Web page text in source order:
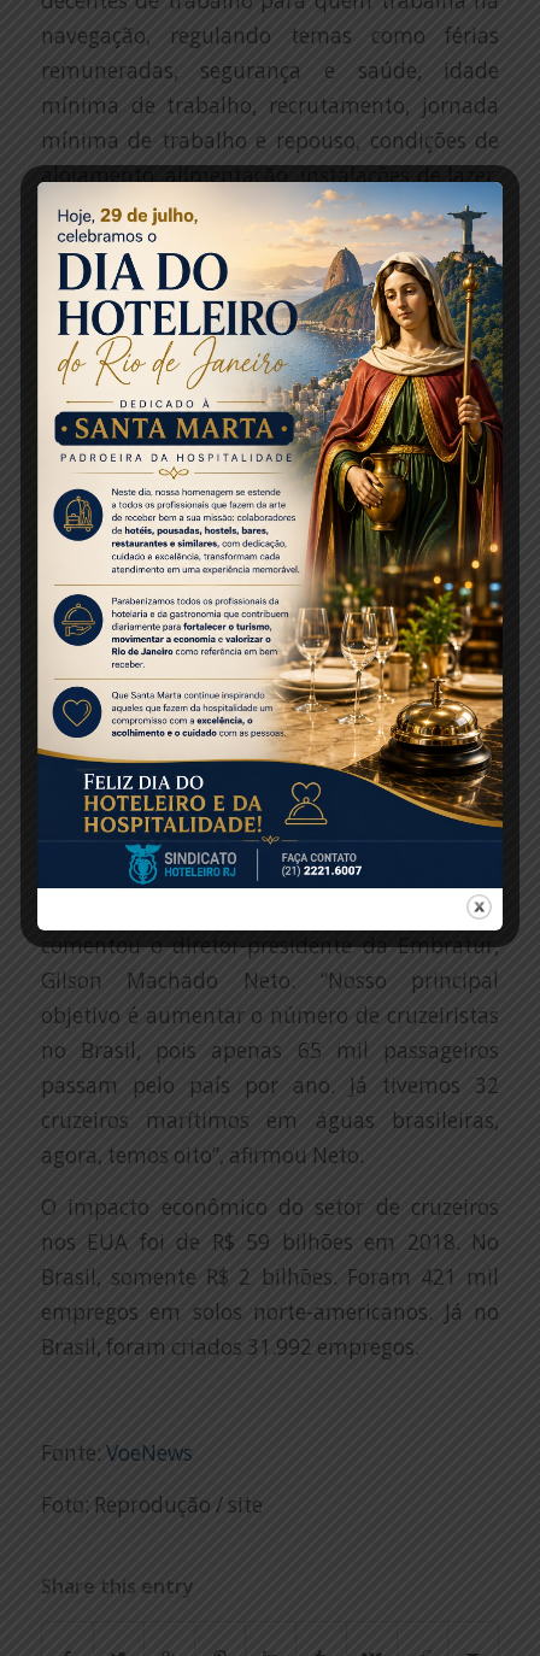
navegação, regulando temas como férias
remuneradas, segurança e saúde, idade
mínima de trabalho, recrutamento, jornada
mínima de trabalho e repouso, condições de
alojamento, alimentação, instalações de lazer,
bem-estar e proteção social.
Renê Hermann, Henrique Costa e Renata
Ribeiro, membros da Carnival Corporation &
plc, apresentaram o trabalho da empresa que
atua em diversos países no mundo. A Carnival
tem 30 milhões de passageiros por ano, sendo
que o porto de Miami chega a ter 7 navios
somente do grupo. A promessa, segundo os
funcionários do grupo, é de cheguem a 83
navios produzidos até 2023. Em 2019, foram
5,6 milhões de passageiros em 2 mil cruzeiros
promovidos no ano. Os maiores mercados são:
Estados Unidos, Reino Unido, Canadá e
México.
Na temporada 2019/2020 de cruzeiros
marítimos no Brasil, há previsão de que a
oferta de leitos cresça 6,3%. “Em 2018/19 e
2017/18, já tínhamos crescido 15%, então,
acumulamos um crescimento de 36,3% nas
últimas três temporadas aqui no Brasil”,
comentou o diretor-presidente da Embratur,
Gilson Machado Neto. “Nosso principal
objetivo é aumentar o número de cruzeiristas
no Brasil, pois apenas 65 mil passageiros
passam pelo país por ano. Já tivemos 32
cruzeiros marítimos em águas brasileiras,
agora, temos oito”, afirmou Neto.
O impacto econômico do setor de cruzeiros
nos EUA foi de R$ 59 bilhões em 2018. No
Brasil, somente R$ 2 bilhões. Foram 421 mil
empregos em solos norte-americanos. Já no
Brasil, foram criados 31.992 empregos.
Fonte: VoeNews
Foto: Reprodução / site
Share this entry